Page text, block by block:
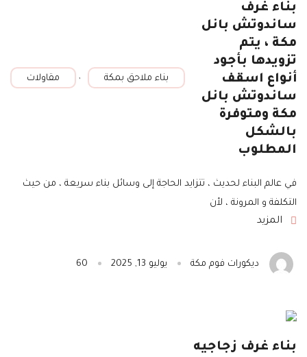
بناء ملاحق بمكة , مقاولات
بناء غرف
ساندوتش بانل
مكة ، يتم
تزويدها بأجود
أنواع اسقف
ساندوتش بانل
مكة ومتوفرة
بالشكل
المطلوب
في عالم البناء لحديث ، تتزايد الحاجة إلى وسائل بناء سريعة ، من حيث
التكلفة و المرونة ، لأن
المزيد
ديكورات فوم مكة يوليو 13, 2025 60
بناء غرف زجاجيه